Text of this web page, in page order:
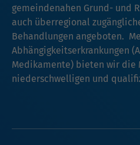
gemeindenahen Grund- und
auch überregional
Behandlungen angeboten.
Abhängigkeitserkrankungen
Medikamente) bieten wir die
niederschwelligen und